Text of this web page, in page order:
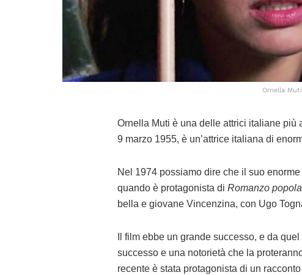
Ornella
Ornella Muti è una delle attrici italiane più
9 marzo 1955, è un’attrice italiana di
Nel 1974 possiamo dire che il suo
quando è protagonista di Romanzo
bella e giovane Vincenzina, con Ugo
Il film ebbe un grande successo, e da
successo e una notorietà che la
recente è stata protagonista di un